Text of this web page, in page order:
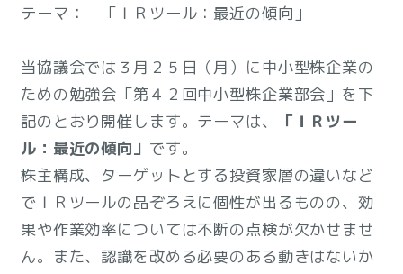
テーマ： 「ＩＲツール：最近の傾向」
当協議会では３月２５日（月）に中小型株企業の
ための勉強会「第４２回中小型株企業部会」を下
記のとおり開催します。テーマは、
「ＩＲツー
ル：最近の傾向」 です。
株主構成、ターゲットとする投資家層の違いなど
でＩＲツールの品ぞろえに個性が出るものの、効
果や作業効率については不断の点検が欠かせませ
ん。また、認識を改める必要のある動きはないか